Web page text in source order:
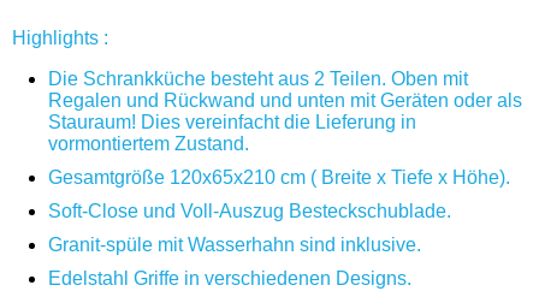
Highlights :
Die Schrankküche besteht aus 2 Teilen. Oben mit
Regalen und Rückwand und unten mit Geräten oder als
Stauraum! Dies vereinfacht die Lieferung in
vormontiertem Zustand.
Gesamtgröße 120x65x210 cm ( Breite x Tiefe x Höhe).
Soft-Close und Voll-Auszug Besteckschublade.
Granit-spüle mit Wasserhahn sind inklusive.
Edelstahl Griffe in verschiedenen Designs.